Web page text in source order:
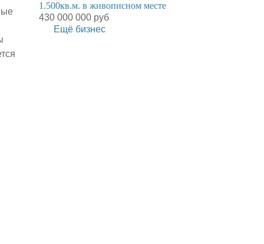
1.500кв.м. в живописном месте
430 000 000 руб
Ещё бизнес